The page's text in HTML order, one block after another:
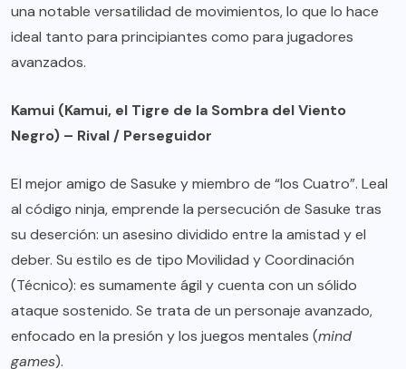
una notable versatilidad de movimientos, lo que lo hace
ideal tanto para principiantes como para jugadores
avanzados.
Kamui (Kamui, el Tigre de la Sombra del Viento
Negro) – Rival / Perseguidor
El mejor amigo de Sasuke y miembro de “los Cuatro”. Leal
al código ninja, emprende la persecución de Sasuke tras
su deserción: un asesino dividido entre la amistad y el
deber. Su estilo es de tipo Movilidad y Coordinación
(Técnico): es sumamente ágil y cuenta con un sólido
ataque sostenido. Se trata de un personaje avanzado,
enfocado en la presión y los juegos mentales (mind
games).